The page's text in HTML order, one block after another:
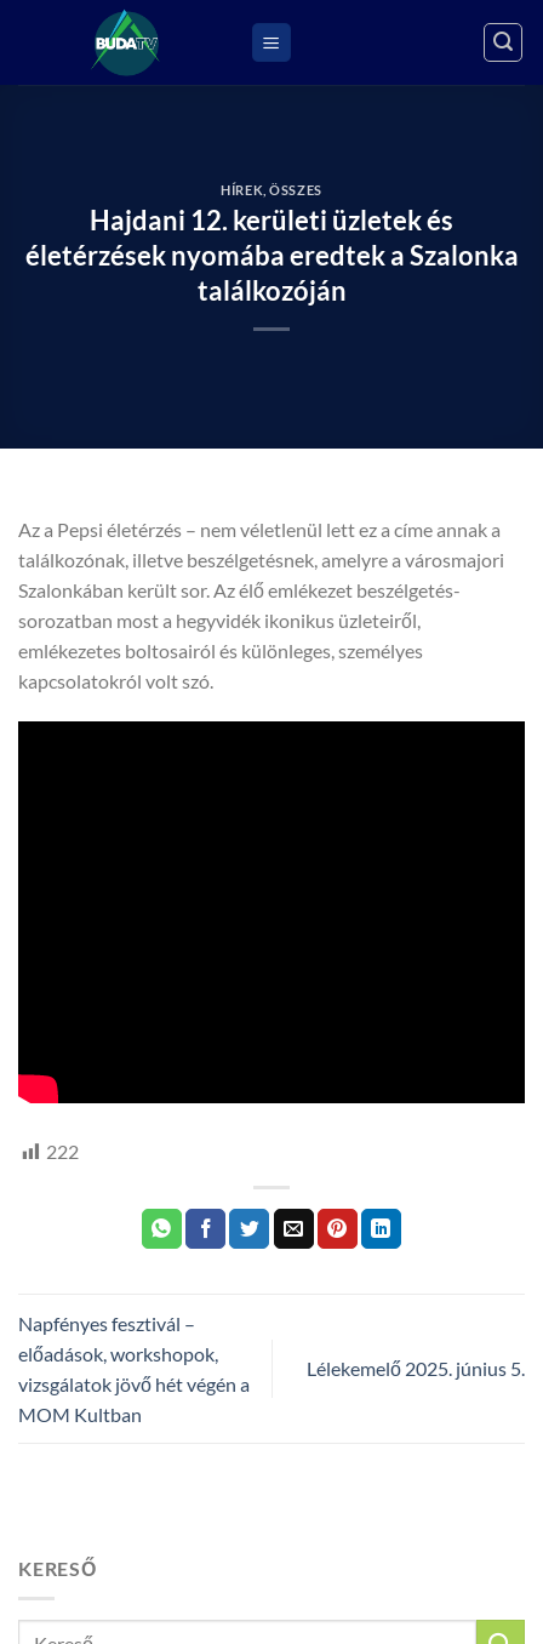
HÍREK ,ÖSSZES
Hajdani 12. kerületi üzletek és
életérzések nyomába eredtek a Szalonka
találkozóján
Az a Pepsi életérzés – nem véletlenül lett ez a címe annak a
találkozónak, illetve beszélgetésnek, amelyre a városmajori
Szalonkában került sor. Az élő emlékezet beszélgetés-
sorozatban most a hegyvidék ikonikus üzleteiről,
emlékezetes boltosairól és különleges, személyes
kapcsolatokról volt szó.
222
Napfényes fesztivál –
előadások, workshopok,
vizsgálatok jövő hét végén a
MOM Kultban
Lélekemelő 2025. június 5.
KERESŐ